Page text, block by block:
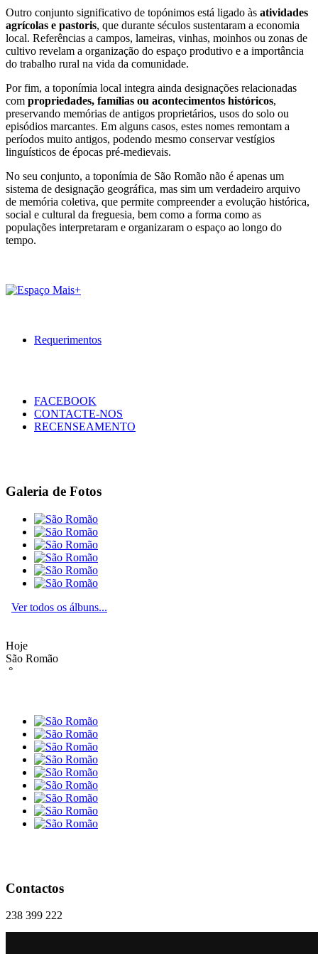
Outro conjunto significativo de topónimos está ligado às atividades
agrícolas e pastoris, que durante séculos sustentaram a economia
local. Referências a campos, lameiras, vinhas, moinhos ou zonas de
cultivo revelam a organização do espaço produtivo e a importância
do trabalho rural na vida da comunidade.
Por fim, a toponímia local integra ainda designações relacionadas
com propriedades, famílias ou acontecimentos históricos,
preservando memórias de antigos proprietários, usos do solo ou
episódios marcantes. Em alguns casos, estes nomes remontam a
períodos muito antigos, podendo mesmo conservar vestígios
linguísticos de épocas pré-medievais.
No seu conjunto, a toponímia de São Romão não é apenas um
sistema de designação geográfica, mas sim um verdadeiro arquivo
de memória coletiva, que permite compreender a evolução histórica,
social e cultural da freguesia, bem como a forma como as
populações interpretaram e organizaram o espaço ao longo do
tempo.
Requerimentos
FACEBOOK
CONTACTE-NOS
RECENSEAMENTO
Galeria de Fotos
Ver todos os álbuns...
Hoje
São Romão
°
Contactos
238 399 222